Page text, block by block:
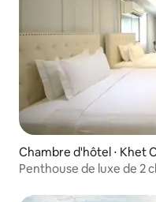
Chambre d'hôtel ⋅ Khet
Penthouse de luxe de 2